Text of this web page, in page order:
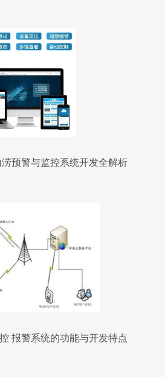
预警与监控系统开发全解析
报警系统的功能与开发特点